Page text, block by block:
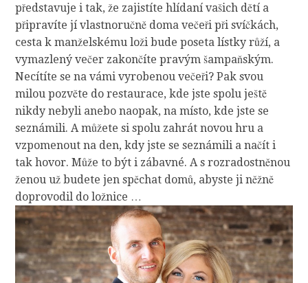
představuje i tak, že zajistíte hlídaní vašich dětí a
připravíte jí vlastnoručně doma večeři při svíčkách,
cesta k manželskému loži bude poseta lístky růží, a
vymazlený večer zakončíte pravým šampaňským.
Necítíte se na vámi vyrobenou večeři? Pak svou
milou pozvěte do restaurace, kde jste spolu ještě
nikdy nebyli anebo naopak, na místo, kde jste se
seznámili. A můžete si spolu zahrát novou hru a
vzpomenout na den, kdy jste se seznámili a načít i
tak hovor. Může to být i zábavné. A s rozradostněnou
ženou už budete jen spěchat domů, abyste ji něžně
doprovodil do ložnice …